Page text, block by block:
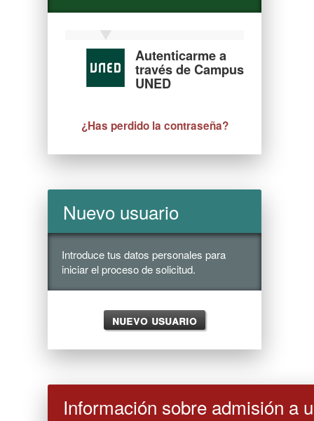
Autenticarme a
través de Campus
UNED
¿Has perdido la contraseña?
Nuevo usuario
Introduce tus datos personales para
iniciar el proceso de solicitud.
Nuevo usuario
Información sobre admisión a